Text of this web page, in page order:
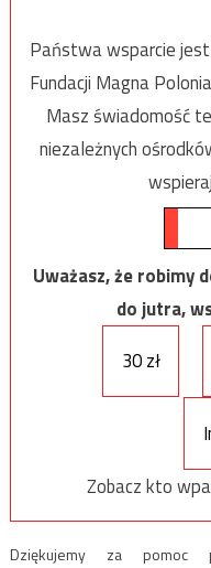
Państwa wsparcie
Fundacji Magna
Masz świadomość
niezależnych
Uważasz, że robimy
do jutra,
30 zł
Zobacz kto
Dziękujemy za pomoc